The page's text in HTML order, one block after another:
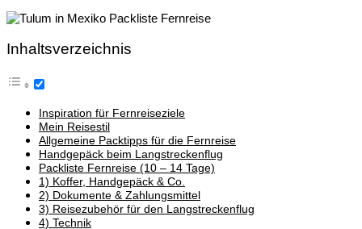
Inhaltsverzeichnis
Inspiration für Fernreiseziele
Mein Reisestil
Allgemeine Packtipps für die Fernreise
Handgepäck beim Langstreckenflug
Packliste Fernreise (10 – 14 Tage)
1) Koffer, Handgepäck & Co.
2) Dokumente & Zahlungsmittel
3) Reisezubehör für den Langstreckenflug
4) Technik